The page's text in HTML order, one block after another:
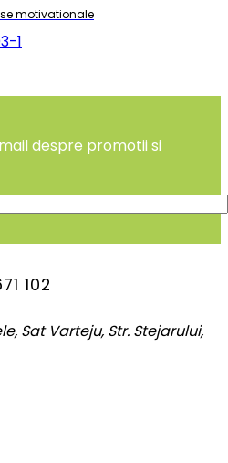
motivationale
1
despre promotii si
102
Sat Varteju, Str. Stejarului,